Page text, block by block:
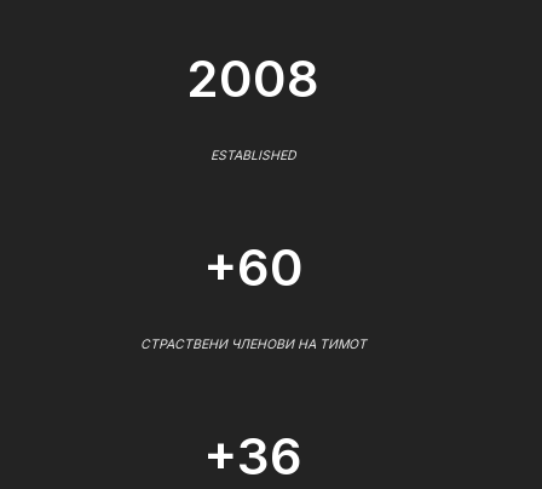
2008
ESTABLISHED
+60
СТРАСТВЕНИ ЧЛЕНОВИ НА ТИМОТ
+36